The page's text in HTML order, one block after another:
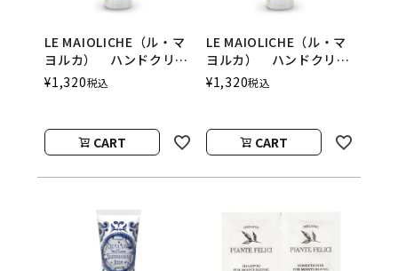
LE MAIOLICHE（ル・マ
ヨルカ） ハンドクリー
ム Sicilian Orange
Blossom（シチリアンオ
Rudy（ルディ）
¥1,320税込
CART
LE MAIOLICHE（ル・マ
ヨルカ） ハンドクリー
ム Sicilian
Lemon（シチリアンレ
ィ）
¥1,320税込
CART